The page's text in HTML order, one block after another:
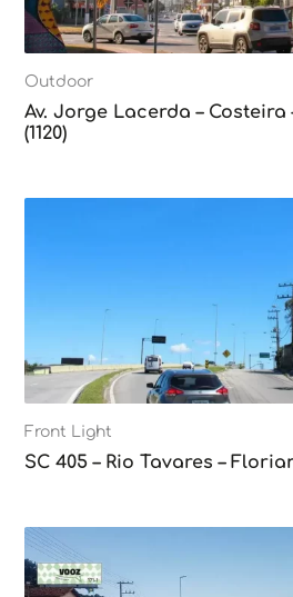
Outdoor
Av. Jorge Lacerda –
(1120)
Front Light
SC 405 – Rio Tavares –